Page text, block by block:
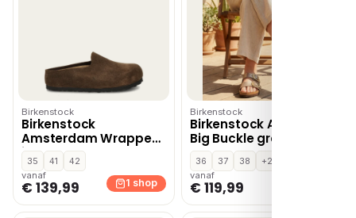
Birkenstock
Birkenstock
Amsterdam Wrapped
instapschoenen –
Bruin
35 41
42
vanaf
€ 139,99 1 shop
Birkenstock
Birkenstock Arizona
Big Buckle graceful
taupe
36 37 38
+2
vanaf
€ 119,99